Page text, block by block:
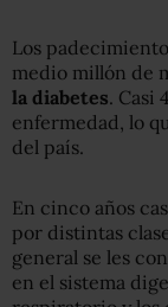
Los
medio millón de
la diabetes. Casi
enfermedad, lo
del país.
En cinco años
por distintas
general se les
en el sistema